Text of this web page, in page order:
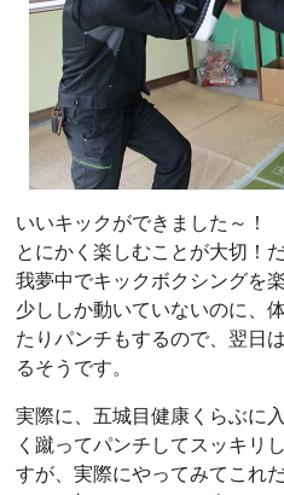
いいキックができました～！
とにかく楽しむことが大切！
我夢中でキックボクシングを
少ししか動いていないのに、
たりパンチもするので、翌日
るそうです。
実際に、五城目健康くらぶに
く蹴ってパンチしてスッキリ
すが、実際にやってみてこれ